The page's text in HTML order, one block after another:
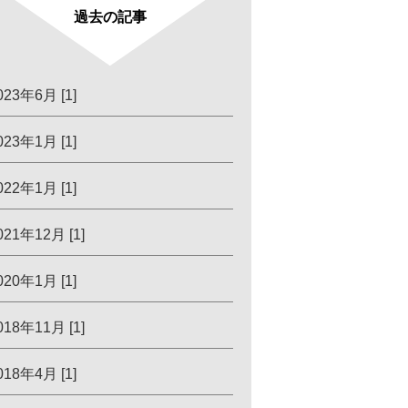
過去の記事
年6月 [1]
年1月 [1]
年1月 [1]
年12月 [1]
年1月 [1]
年11月 [1]
年4月 [1]